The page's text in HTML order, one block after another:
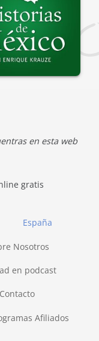
en esta web
gratis
España
Nosotros
en podcast
Contacto
Afiliados